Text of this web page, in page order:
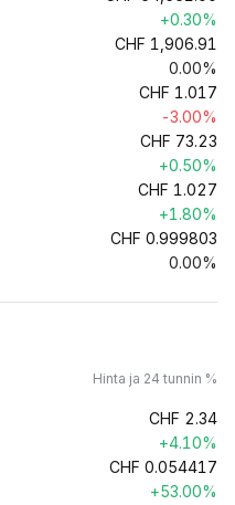
+0.30%
CHF 1,906.91
0.00%
CHF 1.017
-3.00%
CHF 73.23
+0.50%
CHF 1.027
+1.80%
CHF 0.999803
0.00%
Hinta ja 24 tunnin %
CHF 2.34
+4.10%
CHF 0.054417
+53.00%